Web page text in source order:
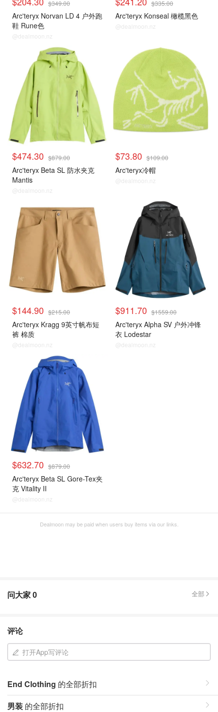
$349.00
Arc'teryx Norvan LD 4 户外跑
鞋 Rune色
@dealmoon.nz
$335.00
Arc'teryx Konseal 橄榄黑色
@dealmoon.nz
$474.30 $879.00
Arc'teryx Beta SL 防水夹克
Mantis
@dealmoon.nz
$73.80 $109.00
Arc'teryx冷帽
@dealmoon.nz
$144.90 $215.00
Arc'teryx Kragg 9英寸帆布短
裤 棉质
@dealmoon.nz
$911.70 $1559.00
Arc'teryx Alpha SV 户外冲锋
衣 Lodestar
@dealmoon.nz
$632.70 $879.00
Arc'teryx Beta SL Gore-Tex夹
克 Vitality II
@dealmoon.nz
Dealmoon may be paid when users buy items via our links.
问大家0 全部
评论
打开App写评论
End Clothing 的全部折扣
男装 的全部折扣